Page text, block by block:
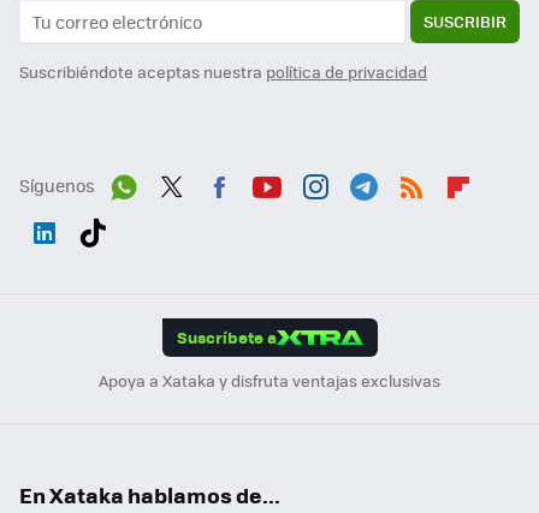
SUSCRIBIR
Suscribiéndote aceptas nuestra política de privacidad
Síguenos
Suscríbete a
Apoya a Xataka y disfruta ventajas exclusivas
En Xataka hablamos de...